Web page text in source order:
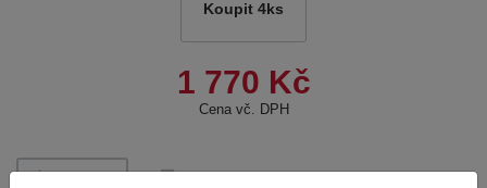
Koupit 4ks
1 770 Kč
Cena vč. DPH
do 24